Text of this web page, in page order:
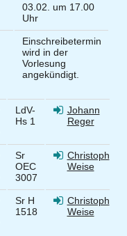
03.02. um 17.00
Uhr
Einschreibetermin
wird in der
Vorlesung
angekündigt.
LdV-
Hs 1
Johann
Reger
Sr
OEC
3007
Christoph
Weise
Sr H
1518
Christoph
Weise